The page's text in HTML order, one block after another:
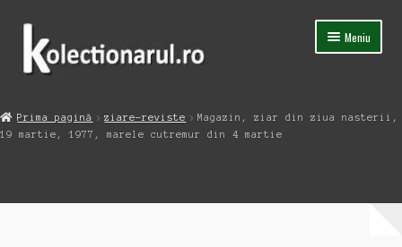
Sari
navigare
Sari
conținut
Meniu
Magazin
Prima pagină ziare-reviste
Magazin, ziar din ziua nasterii,
19 martie, 1977, marele cutremur din 4 martie